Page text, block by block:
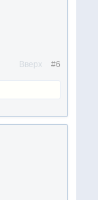
#6
Вверх